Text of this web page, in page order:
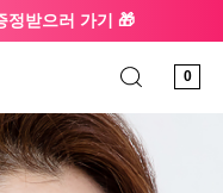
정받으러 가기 🎁
0